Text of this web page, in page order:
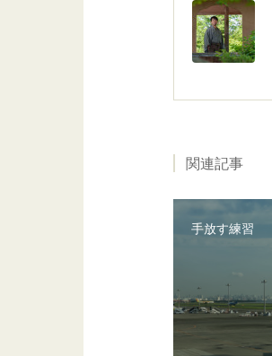
関連記事
手放す練習